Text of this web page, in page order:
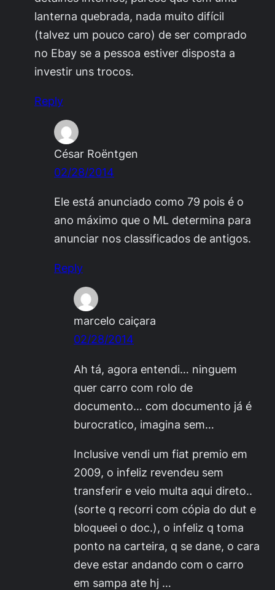
lanterna quebrada, nada muito difícil
(talvez um pouco caro) de ser comprado
no Ebay se a pessoa estiver disposta a
investir uns trocos.
Reply
César Roëntgen
02/28/2014
Ele está anunciado como 79 pois é o
ano máximo que o ML determina para
anunciar nos classificados de antigos.
Reply
marcelo caiçara
02/28/2014
Ah tá, agora entendi… ninguem
quer carro com rolo de
documento… com documento já é
burocratico, imagina sem…
Inclusive vendi um fiat premio em
2009, o infeliz revendeu sem
transferir e veio multa aqui direto..
(sorte q recorri com cópia do dut e
bloqueei o doc.), o infeliz q toma
ponto na carteira, q se dane, o cara
deve estar andando com o carro
em sampa ate hj …